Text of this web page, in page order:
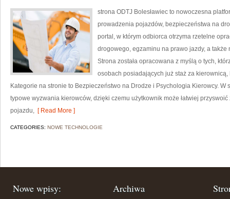
strona ODTJ Bolesławiec to nowoczesna
prowadzenia pojazdów, bezpieczeństwa na
portal, w którym odbiorca otrzyma rzetelne
drogowego, egzaminu na prawo jazdy, a
Strona została opracowana z myślą o tych,
osobach posiadających już staż za
Kategorie na stronie to Bezpieczeństwo na Drodze i Psychologia Kierowcy.
typowe wyzwania kierowców, dzięki czemu użytkownik może łatwiej
pojazdu, [ Read More ]
CATEGORIES: NOWE TECHNOLOGIE
Nowe wpisy: Archiwa